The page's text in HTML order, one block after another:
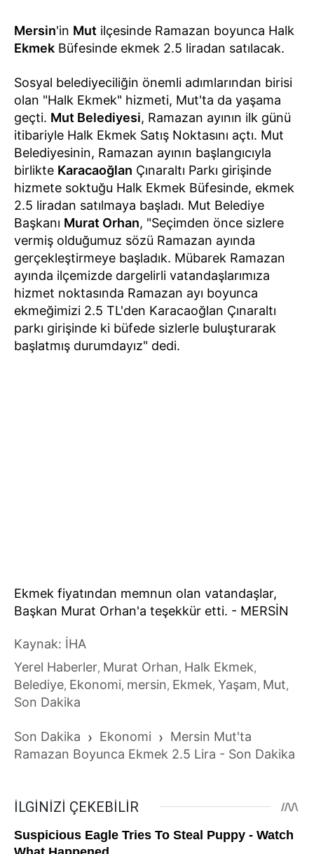
Mersin'in Mut ilçesinde Ramazan boyunca Halk
Ekmek Büfesinde ekmek 2.5 liradan satılacak.
Sosyal belediyeciliğin önemli adımlarından birisi
olan "Halk Ekmek" hizmeti, Mut'ta da yaşama
geçti. Mut Belediyesi, Ramazan ayının ilk günü
itibariyle Halk Ekmek Satış Noktasını açtı. Mut
Belediyesinin, Ramazan ayının başlangıcıyla
birlikte Karacaoğlan Çınaraltı Parkı girişinde
hizmete soktuğu Halk Ekmek Büfesinde, ekmek
2.5 liradan satılmaya başladı. Mut Belediye
Başkanı Murat Orhan, "Seçimden önce sizlere
vermiş olduğumuz sözü Ramazan ayında
gerçekleştirmeye başladık. Mübarek Ramazan
ayında ilçemizde dargelirli vatandaşlarımıza
hizmet noktasında Ramazan ayı boyunca
ekmeğimizi 2.5 TL'den Karacaoğlan Çınaraltı
parkı girişinde ki büfede sizlerle buluşturarak
başlatmış durumdayız" dedi.
Ekmek fiyatından memnun olan vatandaşlar,
Başkan Murat Orhan'a teşekkür etti. - MERSİN
Kaynak: İHA
Yerel Haberler, Murat Orhan, Halk Ekmek,
Belediye, Ekonomi, mersin, Ekmek, Yaşam, Mut,
Son Dakika
Son Dakika › Ekonomi › Mersin Mut'ta
Ramazan Boyunca Ekmek 2.5 Lira - Son Dakika